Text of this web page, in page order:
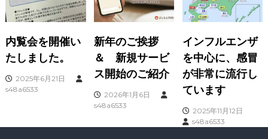
シ
ョ
ン
内覧会を開催い
たしました。
2025年6月21日
s48a6533
新年のご挨拶
＆ 新規サービ
ス開始のご紹介
2026年1月6日
s48a6533
インフルエンザ
を中心に、感冒
が非常に流行し
ています
2025年11月12日
s48a6533